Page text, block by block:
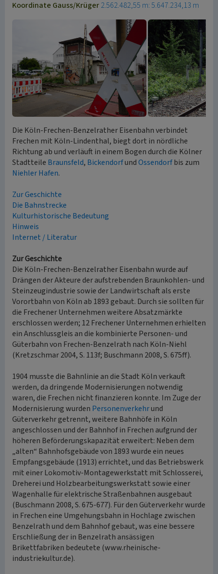
Koordinate Gauss/Krüger2.562.482,55 m: 5.647.234,13 m
Die Köln-Frechen-Benzelrather Eisenbahn verbindet
Frechen mit Köln-Lindenthal, biegt dort in nördliche
Richtung ab und verläuft in einem Bogen durch die Kölner
Stadtteile Braunsfeld, BickendorfundOssendorfbis zum
Niehler Hafen.
Zur Geschichte
Die Bahnstrecke
Kulturhistorische Bedeutung
Hinweis
Internet / Literatur
Zur Geschichte
Die Köln-Frechen-Benzelrather Eisenbahn wurde auf
Drängen der Akteure der aufstrebenden Braunkohlen- und
Steinzeugindustrie sowie der Landwirtschaft als erste
Vorortbahn von Köln ab 1893 gebaut. Durch sie sollten für
die Frechener Unternehmen weitere Absatzmärkte
erschlossen werden; 12 Frechener Unternehmen erhielten
ein Anschlussgleis an die kombinierte Personen- und
Güterbahn von Frechen-Benzelrath nach Köln-Niehl
(Kretzschmar 2004, S. 113f; Buschmann 2008, S. 675ff).
1904 musste die Bahnlinie an die Stadt Köln verkauft
werden, da dringende Modernisierungen notwendig
waren, die Frechen nicht finanzieren konnte. Im Zuge der
Modernisierung wurden Personenverkehrund
Güterverkehr getrennt, weitere Bahnhöfe in Köln
angeschlossen und der Bahnhof in Frechen aufgrund der
höheren Beförderungskapazität erweitert: Neben dem
„alten“ Bahnhofsgebäude von 1893 wurde ein neues
Empfangsgebäude (1913) errichtet, und das Betriebswerk
mit einer Lokomotiv-Montagewerkstatt mit Schlosserei,
Dreherei und Holzbearbeitungswerkstatt sowie einer
Wagenhalle für elektrische Straßenbahnen ausgebaut
(Buschmann 2008, S. 675-677). Für den Güterverkehr wurde
in Frechen eine Umgehungsbahn in Hochlage zwischen
Benzelrath und dem Bahnhof gebaut, was eine bessere
Erschließung der in Benzelrath ansässigen
Brikettfabriken bedeutete (www.rheinische-
industriekultur.de).